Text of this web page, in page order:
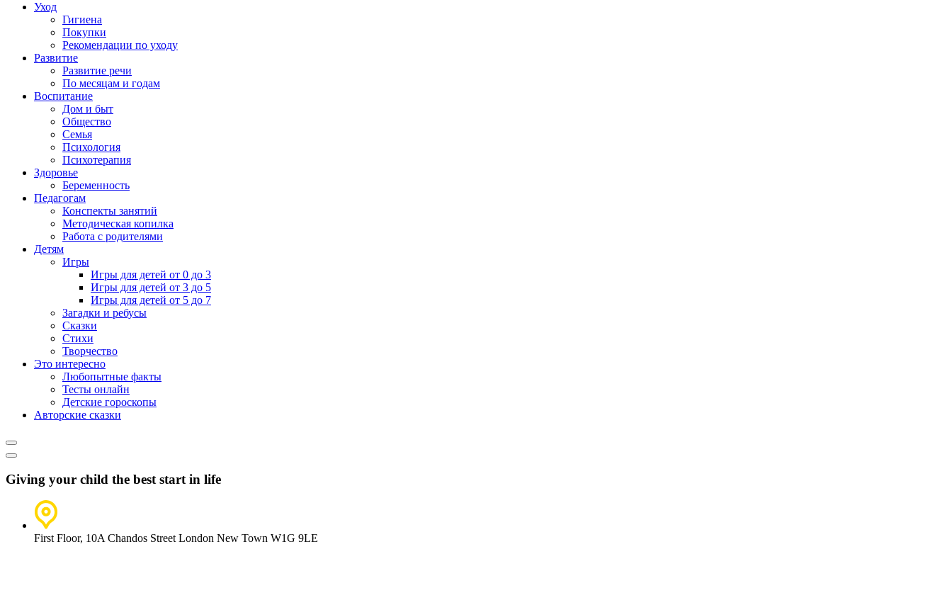
Уход
Гигиена
Покупки
Рекомендации по уходу
Развитие
Развитие речи
По месяцам и годам
Воспитание
Дом и быт
Общество
Семья
Психология
Психотерапия
Здоровье
Беременность
Педагогам
Конспекты занятий
Методическая копилка
Работа с родителями
Детям
Игры
Игры для детей от 0 до 3
Игры для детей от 3 до 5
Игры для детей от 5 до 7
Загадки и ребусы
Сказки
Стихи
Творчество
Это интересно
Любопытные факты
Тесты онлайн
Детские гороскопы
Авторские сказки
Giving your child the best start in life
First Floor, 10A Chandos Street London New Town W1G 9LE